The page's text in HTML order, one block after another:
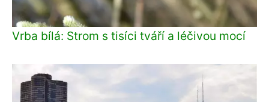
Vrba bílá: Strom s tisíci tváří a léčivou mocí